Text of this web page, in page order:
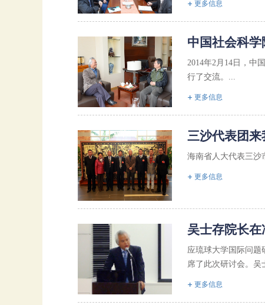
更多信息
中国社会科
2014年2月14日，中
行了交流。...
更多信息
三沙代表团来
海南省人大代表三沙
更多信息
吴士存院长
应琉球大学国际问题
席了此次研讨会。吴
更多信息